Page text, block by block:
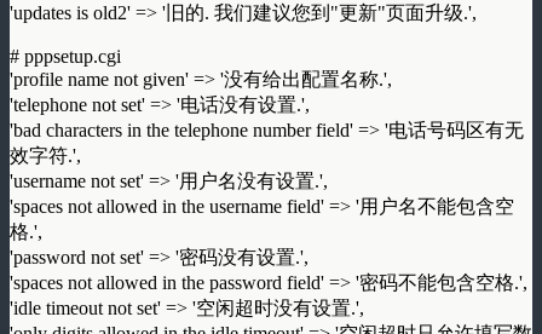
'updates is old2' => '旧的. 我们建议您到"更新"页面升级.',
# pppsetup.cgi
'profile name not given' => '没有给出配置名称.',
'telephone not set' => '电话没有设置.',
'bad characters in the telephone number field' => '电话号码区有无
效字符.',
'username not set' => '用户名没有设置.',
'spaces not allowed in the username field' => '用户名不能包含空
格.',
'password not set' => '密码没有设置.',
'spaces not allowed in the password field' => '密码不能包含空格.',
'idle timeout not set' => '空闲超时没有设置.',